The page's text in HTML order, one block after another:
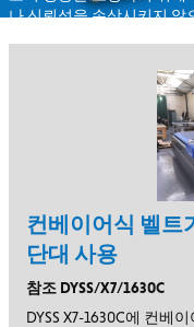
나 신뢰성을 손상시키지 않
컨베이어식 벨트
단대 사용
참조 DYSS/X7/1630C
DYSS X7-1630C에 컨베